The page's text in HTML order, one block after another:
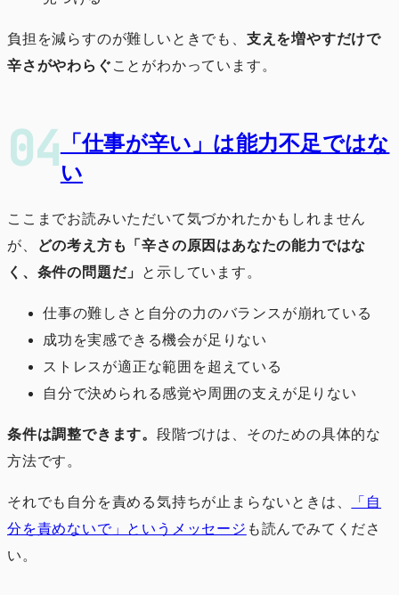
負担を減らすのが難しいときでも、 支えを増やすだけで
辛さがやわらぐ ことがわかっています。
「仕事が辛い」は能力不足ではな
い
ここまでお読みいただいて気づかれたかもしれません
が、
どの考え方も「辛さの原因はあなたの能力ではな
く、条件の問題だ」
と示しています。
仕事の難しさと自分の力のバランスが崩れている
成功を実感できる機会が足りない
ストレスが適正な範囲を超えている
自分で決められる感覚や周囲の支えが足りない
条件は調整できます。 段階づけは、そのための具体的な
方法です。
それでも自分を責める気持ちが止まらないときは、
「自
分を責めないで」というメッセージ も読んでみてくださ
い。